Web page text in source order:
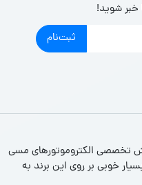
خبر شوید!
ثبت‌نام
تخصصی الکتروموتورهای مسی
خوبی بر روی این برند به